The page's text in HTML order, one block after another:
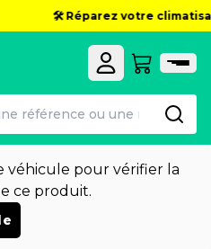
🛠️ Réparez votre
véhicule pour vérifier la
ce produit.